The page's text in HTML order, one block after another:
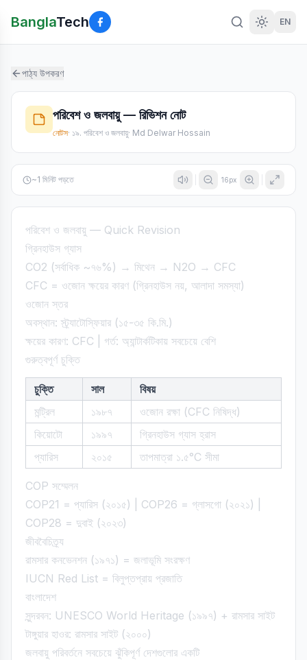
BanglaTech EN
পাঠ্য উপকরণ
পরিবেশ ও জলবায়ু — রিভিশন নোট
নোটস· ১৯. পরিবেশ ও জলবায়ু· Md Delwar Hossain
~1 মিনিট পড়তে 16px
পরিবেশ ও জলবায়ু — Quick Revision
গ্রিনহাউস গ্যাস
CO2 (সর্বাধিক ~৭৬%) → মিথেন → N2O → CFC
CFC = ওজোন ক্ষয়ের কারণ (গ্রিনহাউস নয়, আলাদা সমস্যা)
ওজোন স্তর
অবস্থান: স্ট্র্যাটোস্ফিয়ার (১৫-৩৫ কি.মি.)
ক্ষয়ের কারণ: CFC | গর্ত: অ্যান্টার্কটিকায় সবচেয়ে বেশি
গুরুত্বপূর্ণ চুক্তি
চুক্তি সাল
বিষয়
মন্ট্রিল
১৯৮৭
ওজোন রক্ষা (CFC নিষিদ্ধ)
কিয়োটো
১৯৯৭
গ্রিনহাউস গ্যাস হ্রাস
প্যারিস
২০১৫ তাপমাত্রা ১.৫°C সীমা
COP সম্মেলন
COP21 = প্যারিস (২০১৫) | COP26 = গ্লাসগো (২০২১) |
COP28 = দুবাই (২০২৩)
জীববৈচিত্র্য
রামসার কনভেনশন (১৯৭১) = জলাভূমি সংরক্ষণ
IUCN Red List = বিলুপ্তপ্রায় প্রজাতি
বাংলাদেশ
সুন্দরবন: UNESCO World Heritage (১৯৯৭) + রামসার সাইট
টাঙ্গুয়ার হাওর: রামসার সাইট (২০০০)
জলবায়ু পরিবর্তনে সবচেয়ে ঝুঁকিপূর্ণ দেশগুলোর একটি